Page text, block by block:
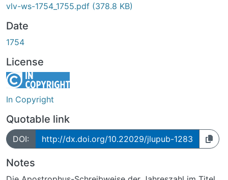
vlv-ws-1754_1755.pdf (378.8 KB)
Date
1754
License
In Copyright
Quotable link
DOI: http://dx.doi.org/10.22029/jlupub-1283
Notes